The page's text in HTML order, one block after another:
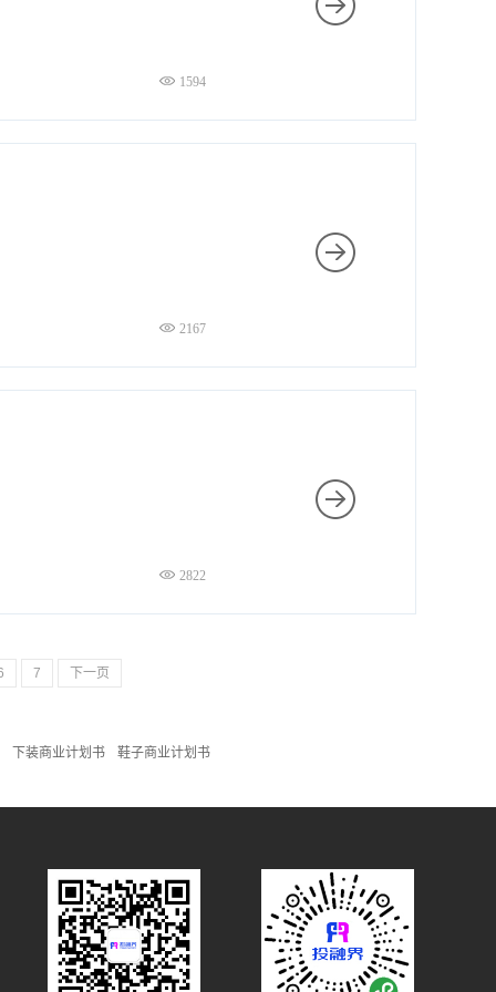
1594
2167
2822
7 下一页
下装商业计划书 鞋子商业计划书